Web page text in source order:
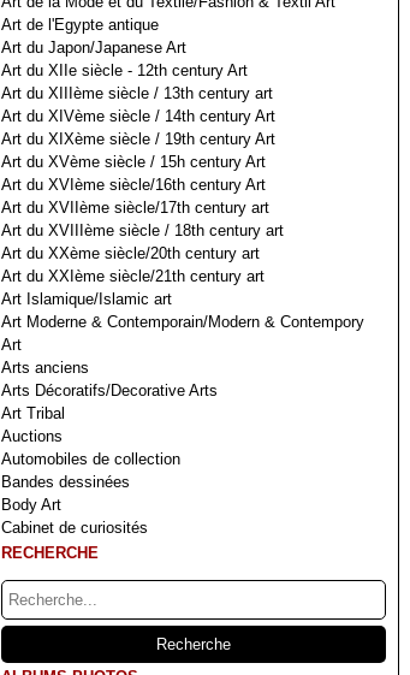
Art de l'Egypte antique
Art du Japon/Japanese Art
Art du XIIe siècle - 12th century Art
Art du XIIIème siècle / 13th century art
Art du XIVème siècle / 14th century Art
Art du XIXème siècle / 19th century Art
Art du XVème siècle / 15h century Art
Art du XVIème siècle/16th century Art
Art du XVIIème siècle/17th century art
Art du XVIIIème siècle / 18th century art
Art du XXème siècle/20th century art
Art du XXIème siècle/21th century art
Art Islamique/Islamic art
Art Moderne & Contemporain/Modern & Contempory
Art
Arts anciens
Arts Décoratifs/Decorative Arts
Art Tribal
Auctions
Automobiles de collection
Bandes dessinées
Body Art
Cabinet de curiosités
RECHERCHE